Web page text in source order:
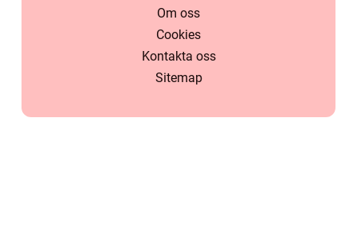
Om oss
Cookies
Kontakta oss
Sitemap